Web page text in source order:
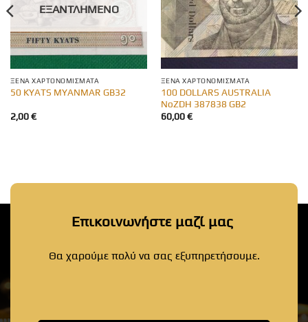
ΕΞΑΝΤΛΗΜΈΝΟ
ΞΈΝΑ ΧΑΡΤΟΝΟΜΊΣΜΑΤΑ
50 KYATS MYANMAR GB32
2,00€
ΞΈΝΑ ΧΑΡΤΟΝΟΜΊΣΜΑΤΑ
100 DOLLARS AUSTRALIA
NoZDH 387838 GB2
60,00€
Επικοινωνήστε μαζί μας
Θα χαρούμε πολύ να σας εξυπηρετήσουμε.